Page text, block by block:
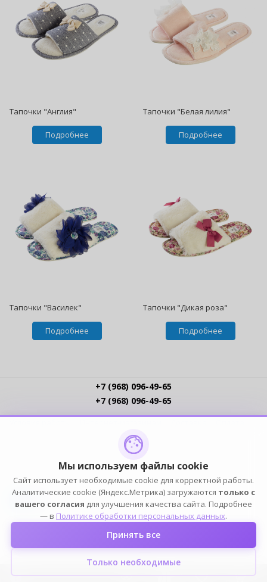
Тапочки "Англия"
Подробнее
Тапочки "Белая лилия"
Подробнее
Тапочки "Василек"
Подробнее
Тапочки "Дикая роза"
Подробнее
+7 (968) 096-49-65
+7 (968) 096-49-65
Политика обработки ПДн
Публичная оферта
ПОДПИСЫВАЙСЯ
2004-2026 © ELIA — ИП Елин К.Н. (ОГРНИП 316774600249101, ИНН 772391778153). Оптовый
магазин домашней одежды, белья, обуви и аксессуаров. Все права защищены.
0 0 0 0
Мы используем файлы cookie
Сайт использует необходимые cookie для корректной работы.
Аналитические cookie (Яндекс.Метрика) загружаются только с
вашего согласия для улучшения качества сайта. Подробнее
— в Политике обработки персональных данных.
Принять все
Только необходимые